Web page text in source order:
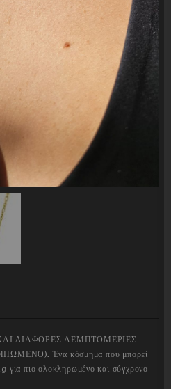
ΔΙΑΦΟΡΕΣ ΛΕΜΠΤΟΜΕΡΙΕΣ
Ένα κόσμημα που μπορεί
για πιο ολοκληρωμένο και σύγχρονο